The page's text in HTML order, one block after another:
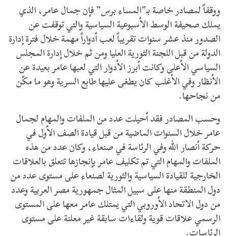
ووقفاً لمصادر خاصة بـ”المساء برس” فإن جمال عامر، الذي
يملك صحيفة الوسط الأسبوعية السياسية والتي توقفت عن
الصدور منذ عشر سنوات تقريباً لعب أدواراً مهمة خلال فترة إدارة
الدولة من قبل اللجنة الثورية العليا ومن ثم خلال إدارة المجلس
السياسي الأعلى وكانت أبرز الأدوار التي لعبها عامر بعيدة عن
الأنظار وفي الأغلب كان يطغى عليها طابع السرية وهو ما مكّن
من نجاحها.
وحسب المصادر فقد أحيلت عدد من الملفات والمهام لجمال
عامر خلال السنوات الماضية من قبل قيادة الصف الأول في
حركة أنصار الله وفي الرئاسة في صنعاء، وكان عدد من هذه
الملفات والمهام التي تم تكليف عامر بإنجازها تتعلق بالعلاقات
الخارجية للقيادة السياسية والثورية لصنعاء على مستوى عدد من
دول المنطقة منها على سبيل المثال جمهورية مصر العربية وعدد
من دول الاتحاد الأوروبي التي يمتلك عامر معها على المستوى
الرسمي علاقات قوية ولقاءات سابقة غير معلنة على مستوى